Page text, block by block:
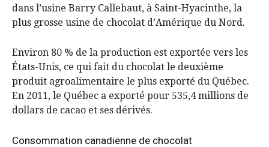
dans l’usine Barry Callebaut, à Saint-Hyacinthe, la
plus grosse usine de chocolat d’Amérique du Nord.
Environ 80 % de la production est exportée vers les
États-Unis, ce qui fait du chocolat le deuxième
produit agroalimentaire le plus exporté du Québec.
En 2011, le Québec a exporté pour 535,4 millions de
dollars de cacao et ses dérivés.
Consommation canadienne de chocolat